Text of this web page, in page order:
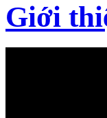
Giới